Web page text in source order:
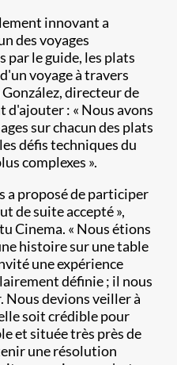
innovant a
des voyages
par le guide, les plats
voyage à travers
directeur de
d'ajouter : « Nous avons
sur chacun des plats
défis techniques du
complexes ».
a proposé de participer
de suite accepté »,
Cinema. « Nous étions
histoire sur une table
une expérience
définie ; il nous
devions veiller à
soit crédible pour
et située très près de
une résolution